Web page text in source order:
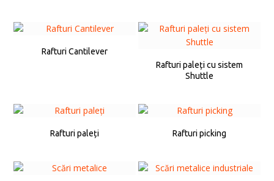
Rafturi Cantilever
Rafturi paleți cu sistem
Shuttle
Rafturi paleți Rafturi picking